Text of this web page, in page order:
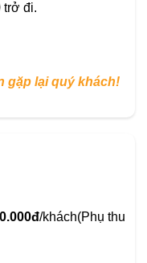
trở đi.
gặp lại quý khách!
/khách(Phụ thu